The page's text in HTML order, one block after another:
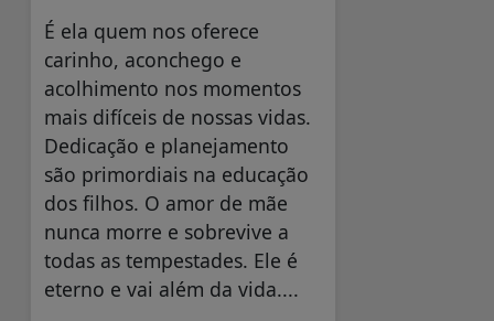
É ela quem nos oferece
carinho, aconchego e
acolhimento nos momentos
mais difíceis de nossas vidas.
Dedicação e planejamento
são primordiais na educação
dos filhos. O amor de mãe
nunca morre e sobrevive a
todas as tempestades. Ele é
eterno e vai além da vida....